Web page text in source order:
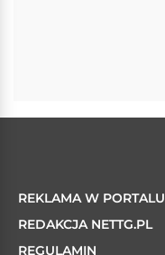
REKLAMA W PORTALU
REDAKCJA NETTG.PL
REGULAMIN